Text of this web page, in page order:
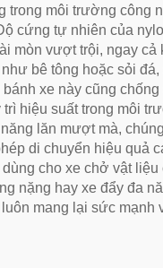
trong môi trường công
cứng tự nhiên của
mòn vượt trội, ngay cả
bê tông hoặc sỏi đá,
xe này cũng
trì hiệu suất trong môi
lăn mượt mà,
di chuyển hiệu quả
cho xe chở vật liệu
nặng hay xe đẩy đa
mang lại sức mạnh